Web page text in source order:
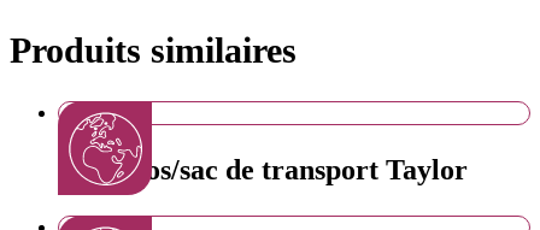
Produits similaires
Sac à dos/sac de transport Taylor